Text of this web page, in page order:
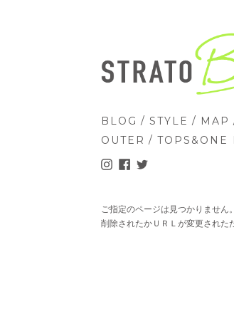
BLOG / STYLE / MAP
OUTER / TOPS&ONE
ご指定のページは見つかりません。
削除されたかＵＲＬが変更された